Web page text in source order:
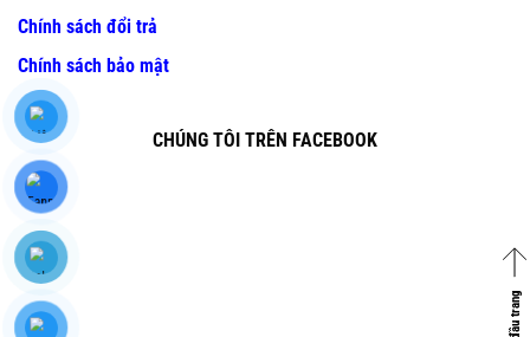
Chính sách đổi trả
Chính sách bảo mật
CHÚNG TÔI TRÊN FACEBOOK
Về đầu trang